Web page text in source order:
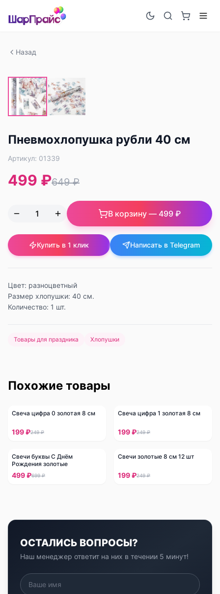
Назад
-23%
Пневмохлопушка рубли 40 см
Артикул: 01339
499 ₽649 ₽
В корзину — 499 ₽
Купить в 1 клик Написать в Telegram
Цвет: разноцветный
Размер хлопушки: 40 см.
Количество: 1 шт.
Товары для праздника Хлопушки
Похожие товары
-20%
Свеча цифра 0 золотая 8 см
199 ₽249 ₽
-20%
Свеча цифра 1 золотая 8 см
199 ₽249 ₽
-29%
Свечи буквы С Днём
Рождения золотые
499 ₽699 ₽
-20%
Свечи золотые 8 см 12 шт
199 ₽249 ₽
ОСТАЛИСЬ ВОПРОСЫ?
Наш менеджер ответит на них в течении 5 минут!